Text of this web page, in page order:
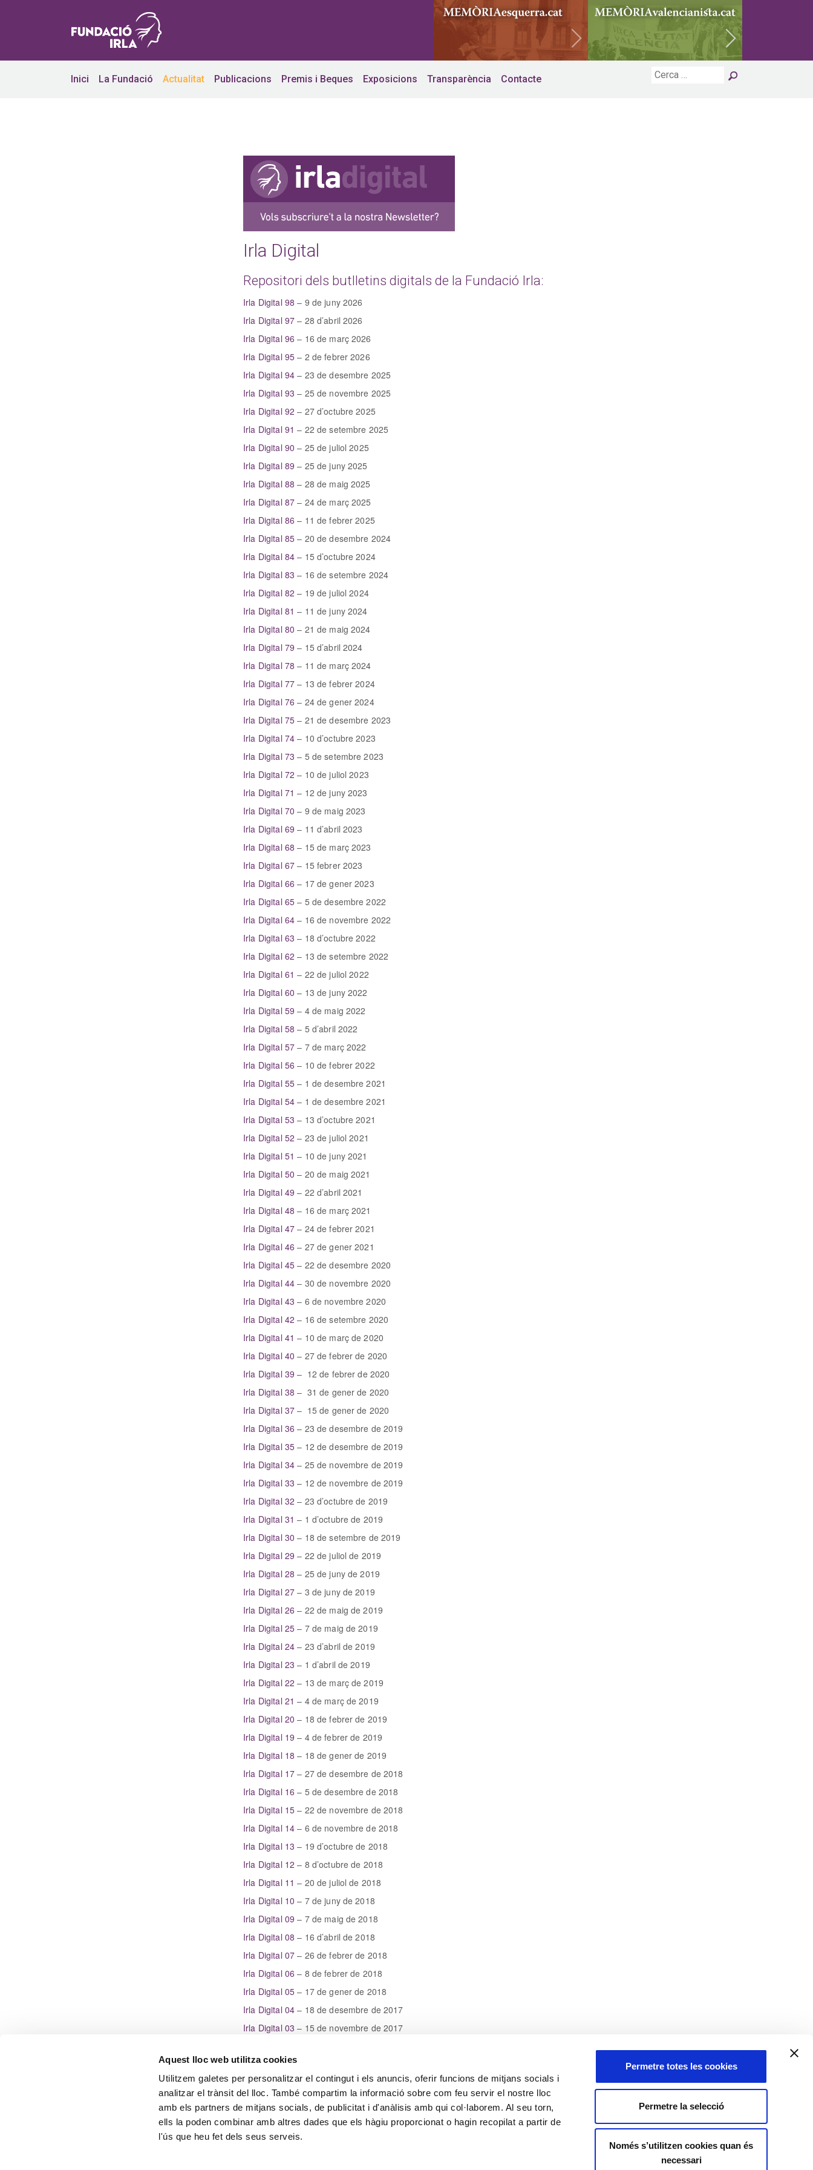
Aquest lloc web utilitza cookies
Utilitzem galetes per personalitzar el contingut i els anuncis, oferir funcions de mitjans socials i
analitzar el trànsit del lloc. També compartim la informació sobre com feu servir el nostre lloc
amb els partners de mitjans socials, de publicitat i d'anàlisis amb qui col·laborem. Al seu torn,
ells la poden combinar amb altres dades que els hàgiu proporcionat o hagin recopilat a partir de
l'ús que heu fet dels seus serveis.
Permetre totes les cookies
Permetre la selecció
Només s’utilitzen cookies quan és
necessari
Inici La Fundació Actualitat Publicacions Premis i Beques Exposicions Transparència Contacte
Irla Digital
Repositori dels butlletins digitals de la Fundació Irla:
Irla Digital 98 – 9 de juny 2026
Irla Digital 97 – 28 d’abril 2026
Irla Digital 96 – 16 de març 2026
Irla Digital 95 – 2 de febrer 2026
Irla Digital 94 – 23 de desembre 2025
Irla Digital 93 – 25 de novembre 2025
Irla Digital 92 – 27 d’octubre 2025
Irla Digital 91 – 22 de setembre 2025
Irla Digital 90 – 25 de juliol 2025
Irla Digital 89 – 25 de juny 2025
Irla Digital 88 – 28 de maig 2025
Irla Digital 87 – 24 de març 2025
Irla Digital 86 – 11 de febrer 2025
Irla Digital 85 – 20 de desembre 2024
Irla Digital 84– 15 d’octubre 2024
Irla Digital 83 – 16 de setembre 2024
Irla Digital 82 – 19 de juliol 2024
Irla Digital 81– 11 de juny 2024
Irla Digital 80– 21 de maig 2024
Irla Digital 79– 15 d’abril 2024
Irla Digital 78– 11 de març 2024
Irla Digital 77– 13 de febrer 2024
Irla Digital 76– 24 de gener 2024
Irla Digital 75– 21 de desembre 2023
Irla Digital 74– 10 d’octubre 2023
Irla Digital 73– 5 de setembre 2023
Irla Digital 72– 10 de juliol 2023
Irla Digital 71– 12 de juny 2023
Irla Digital 70– 9 de maig 2023
Irla Digital 69– 11 d’abril 2023
Irla Digital 68– 15 de març 2023
Irla Digital 67– 15 febrer 2023
Irla Digital 66– 17 de gener 2023
Irla Digital 65 – 5 de desembre 2022
Irla Digital 64 – 16 de novembre 2022
Irla Digital 63 – 18 d’octubre 2022
Irla Digital 62 – 13 de setembre 2022
Irla Digital 61 – 22 de juliol 2022
Irla Digital 60 – 13 de juny 2022
Irla Digital 59 – 4 de maig 2022
Irla Digital 58 – 5 d’abril 2022
Irla Digital 57 – 7 de març 2022
Irla Digital 56 – 10 de febrer 2022
Irla Digital 55 – 1 de desembre 2021
Irla Digital 54 – 1 de desembre 2021
Irla Digital 53 – 13 d’octubre 2021
Irla Digital 52 – 23 de juliol 2021
Irla Digital 51 – 10 de juny 2021
Irla Digital 50 – 20 de maig 2021
Irla Digital 49 – 22 d’abril 2021
Irla Digital 48 – 16 de març 2021
Irla Digital 47 – 24 de febrer 2021
Irla Digital 46 – 27 de gener 2021
Irla Digital 45 – 22 de desembre 2020
Irla Digital 44 – 30 de novembre 2020
Irla Digital 43 – 6 de novembre 2020
Irla Digital 42 – 16 de setembre 2020
Irla Digital 41 – 10 de març de 2020
Irla Digital 40 – 27 de febrer de 2020
Irla Digital 39 – 12 de febrer de 2020
Irla Digital 38 – 31 de gener de 2020
Irla Digital 37 – 15 de gener de 2020
Irla Digital 36 – 23 de desembre de 2019
Irla Digital 35 – 12 de desembre de 2019
Irla Digital 34 – 25 de novembre de 2019
Irla Digital 33 – 12 de novembre de 2019
Irla Digital 32 – 23 d’octubre de 2019
Irla Digital 31 – 1 d’octubre de 2019
Irla Digital 30 – 18 de setembre de 2019
Irla Digital 29 – 22 de juliol de 2019
Irla Digital 28 – 25 de juny de 2019
Irla Digital 27 – 3 de juny de 2019
Irla Digital 26 – 22 de maig de 2019
Irla Digital 25 – 7 de maig de 2019
Irla Digital 24 – 23 d’abril de 2019
Irla Digital 23 – 1 d’abril de 2019
Irla Digital 22 – 13 de març de 2019
Irla Digital 21 – 4 de març de 2019
Irla Digital 20 – 18 de febrer de 2019
Irla Digital 19 – 4 de febrer de 2019
Irla Digital 18 – 18 de gener de 2019
Irla Digital 17 – 27 de desembre de 2018
Irla Digital 16 – 5 de desembre de 2018
Irla Digital 15 – 22 de novembre de 2018
Irla Digital 14 – 6 de novembre de 2018
Irla Digital 13 – 19 d’octubre de 2018
Irla Digital 12– 8 d’octubre de 2018
Irla Digital 11 – 20 de juliol de 2018
Irla Digital 10 – 7 de juny de 2018
Irla Digital 09 – 7 de maig de 2018
Irla Digital 08 – 16 d’abril de 2018
Irla Digital 07– 26 de febrer de 2018
Irla Digital 06 – 8 de febrer de 2018
Irla Digital 05 – 17 de gener de 2018
Irla Digital 04 – 18 de desembre de 2017
Irla Digital 03 – 15 de novembre de 2017
Irla Digital 01– 5 de setembre de 2017